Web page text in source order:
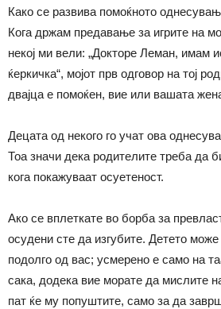
Како се развива помоќното
Кога држам предавање за игрите на
некој ми вели: „Докторе Леман, имам
ќеркичка“, мојот прв одговор на тој
двајца е помоќен, вие или вашата
Децата од некого го учат ова
Тоа значи дека родителите треба да
кога покажуваат осуетеност.
Ако се вплеткате во борба за
осудени сте да изгубите. Детето
подолго од вас; усмерено е само на
сака, додека вие морате да мислите
пат ќе му попуштите, само за да